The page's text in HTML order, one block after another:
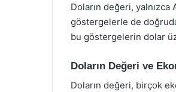
Doların değeri,
göstergelerle de
bu göstergelerin dolar
Doların Değeri ve
Doların değeri, birçok